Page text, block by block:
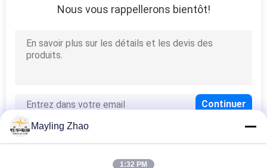
Nous vous rappellerons bientôt!
Mayling Zhao
1:32 PM